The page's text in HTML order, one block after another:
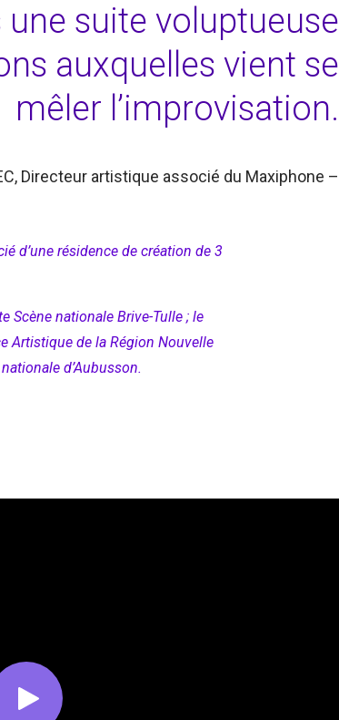
suite voluptueuse
auxquelles vient se
mêler l’improvisation.
Directeur artistique associé du Maxiphone –
d’une résidence de création de 3
Scène nationale Brive-Tulle ; le
Artistique de la Région Nouvelle
d’Aubusson.